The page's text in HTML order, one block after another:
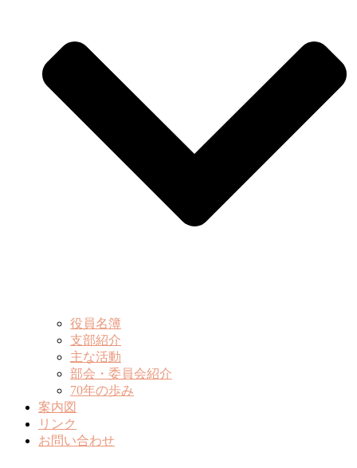
役員名簿
支部紹介
主な活動
部会・委員会紹介
70年の歩み
案内図
リンク
お問い合わせ